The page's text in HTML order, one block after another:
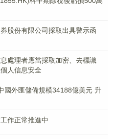
股份有限公司採取出具警示函
處理者應當採取加密、去標識
人信息安全
國外匯儲備規模34188億美元 升
作正常推進中